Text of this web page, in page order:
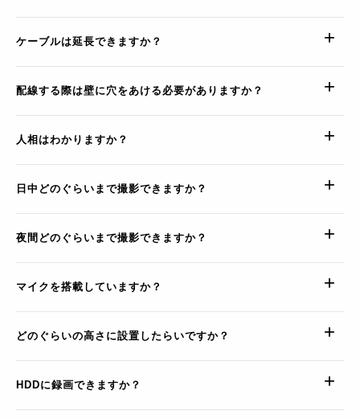
ケーブルは延長できますか？
配線する際は壁に穴をあける必要がありますか？
人相はわかりますか？
日中どのぐらいまで撮影できますか？
夜間どのぐらいまで撮影できますか？
マイクを搭載していますか？
どのぐらいの高さに設置したらいですか？
HDDに録画できますか？